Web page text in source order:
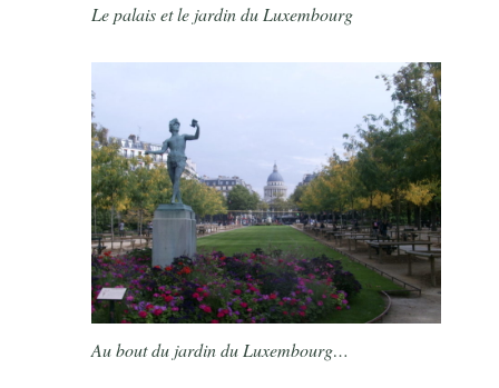
Le palais et le jardin du Luxembourg
Au bout du jardin du Luxembourg…